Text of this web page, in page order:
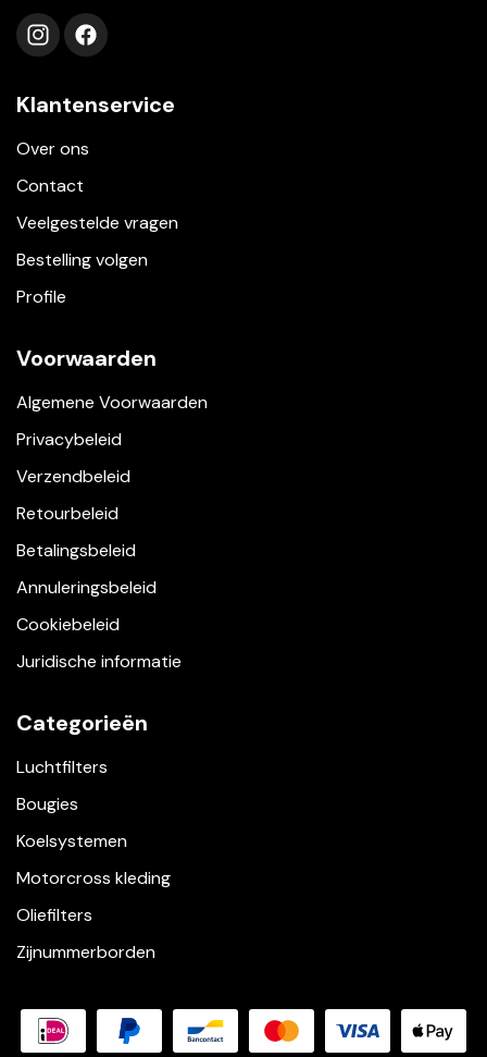
Volg ons op instagram
Volg ons op facebook
Klantenservice
Over ons
Contact
Veelgestelde vragen
Bestelling volgen
Profile
Voorwaarden
Algemene Voorwaarden
Privacybeleid
Verzendbeleid
Retourbeleid
Betalingsbeleid
Annuleringsbeleid
Cookiebeleid
Juridische informatie
Categorieën
Luchtfilters
Bougies
Koelsystemen
Motorcross kleding
Oliefilters
Zijnummerborden